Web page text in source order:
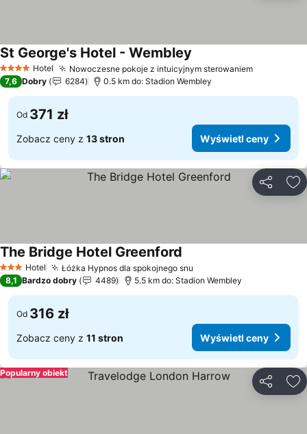
4 KategoriaHotel Nowoczesne pokoje z intuicyjnym sterowaniemWyświetl
St George's Hotel - Wembley
7,6 Dobry 6284 0.5 km do: Stadion Wembley
Od 371 zł
Zobacz ceny z 13 stron Wyświetl ceny
3 Kategoria
Hotel Łóżka Hypnos dla spokojnego snu
The Bridge Hotel Greenford
8,1 Bardzo dobry 4489 5.5 km do: Stadion Wembley
Od 316 zł
Zobacz ceny z 11 stron Wyświetl ceny
Popularny obiekt